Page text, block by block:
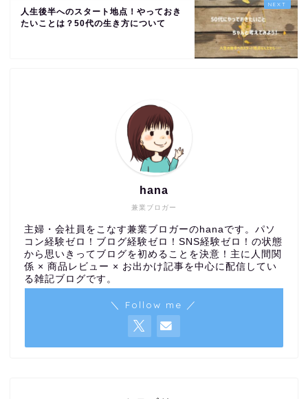
人生後半へのスタート地点！やっておき
たいことは？50代の生き方について
兼業ブロガー
hana
主婦・会社員をこなす兼業ブロガーのhanaです。パソ
コン経験ゼロ！ブログ経験ゼロ！SNS経験ゼロ！の状態
から思いきってブログを初めることを決意！主に人間関
係 × 商品レビュー × お出かけ記事を中心に配信してい
る雑記ブログです。
＼ Follow me ／